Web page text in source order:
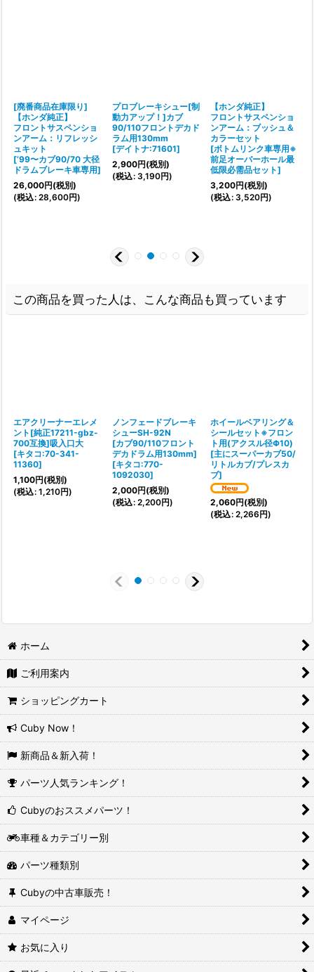
[廃番商品在庫限り]
【ホンダ純正】
フロントサスペンショ
ンアーム：リフレッシ
ュキット
[’99〜カブ90/70 大径
ドラムブレーキ車専用]
26,000円(税別)
(税込: 28,600円)
プロブレーキシュー[制
動力アップ！]カブ
90/110フロントデカド
ラム用130mm
[デイトナ:71601]
2,900円(税別)
(税込: 3,190円)
【ホンダ純正】
フロントサスペンショ
ンアーム：ブッシュ＆
カラーセット
[ボトムリンク車専用※
前足オーバーホール最
低限必需品セット]
3,200円(税別)
(税込: 3,520円)
この商品を買った人は、こんな商品も買っています
エアクリーナーエレメ
ント[純正17211-gbz-
700互換]吸入口大
[キタコ:70-341-
11360]
1,100円(税別)
(税込: 1,210円)
ノンフェードブレーキ
シューSH-92N
[カブ90/110フロント
デカドラム用130mm]
[キタコ:770-
1092030]
2,000円(税別)
(税込: 2,200円)
ホイールベアリング＆
シールセット※フロン
ト用(アクスル径Φ10)
[主にスーパーカブ50/
リトルカブ/プレスカ
ブ]
2,060円(税別)
(税込: 2,266円)
ホーム
ご利用案内
ショッピングカート
Cuby Now！
新商品＆新入荷！
パーツ人気ランキング！
Cubyのおススメパーツ！
車種＆カテゴリー別
パーツ種類別
Cubyの中古車販売！
マイページ
お気に入り